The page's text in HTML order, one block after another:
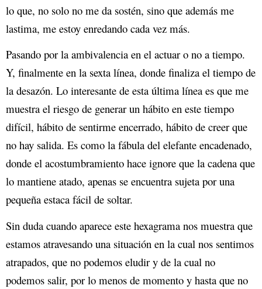
lo que, no solo no me da sostén, sino que además me
lastima, me estoy enredando cada vez más.
Pasando por la ambivalencia en el actuar o no a tiempo.
Y, finalmente en la sexta línea, donde finaliza el tiempo de
la desazón. Lo interesante de esta última línea es que me
muestra el riesgo de generar un hábito en este tiempo
difícil, hábito de sentirme encerrado, hábito de creer que
no hay salida. Es como la fábula del elefante encadenado,
donde el acostumbramiento hace ignore que la cadena que
lo mantiene atado, apenas se encuentra sujeta por una
pequeña estaca fácil de soltar.
Sin duda cuando aparece este hexagrama nos muestra que
estamos atravesando una situación en la cual nos sentimos
atrapados, que no podemos eludir y de la cual no
podemos salir, por lo menos de momento y hasta que no